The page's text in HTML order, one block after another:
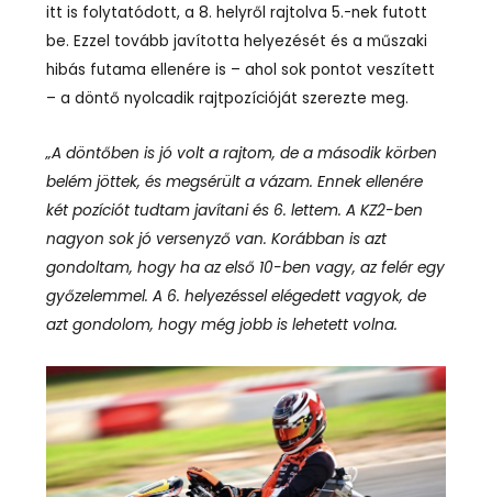
itt is folytatódott, a 8. helyről rajtolva 5.-nek futott
be. Ezzel tovább javította helyezését és a műszaki
hibás futama ellenére is – ahol sok pontot veszített
– a döntő nyolcadik rajtpozícióját szerezte meg.
„A döntőben is jó volt a rajtom, de a második körben
belém jöttek, és megsérült a vázam. Ennek ellenére
két pozíciót tudtam javítani és 6. lettem. A KZ2-ben
nagyon sok jó versenyző van. Korábban is azt
gondoltam, hogy ha az első 10-ben vagy, az felér egy
győzelemmel. A 6. helyezéssel elégedett vagyok, de
azt gondolom, hogy még jobb is lehetett volna.